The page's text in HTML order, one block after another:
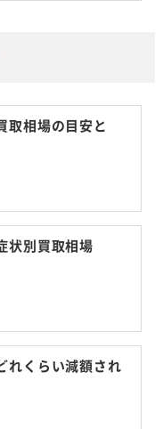
取相場の目安と
状別買取相場
れくらい減額され